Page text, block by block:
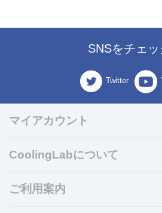
SNSをチェッ
Twitter
マイアカウント
CoolingLabについて
ご利用案内